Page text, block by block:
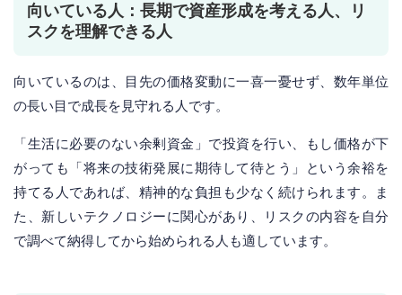
向いている人：長期で資産形成を考える人、リ
スクを理解できる人
向いているのは、目先の価格変動に一喜一憂せず、数年単位
の長い目で成長を見守れる人です。
「生活に必要のない余剰資金」で投資を行い、もし価格が下
がっても「将来の技術発展に期待して待とう」という余裕を
持てる人であれば、精神的な負担も少なく続けられます。ま
た、新しいテクノロジーに関心があり、リスクの内容を自分
で調べて納得してから始められる人も適しています。